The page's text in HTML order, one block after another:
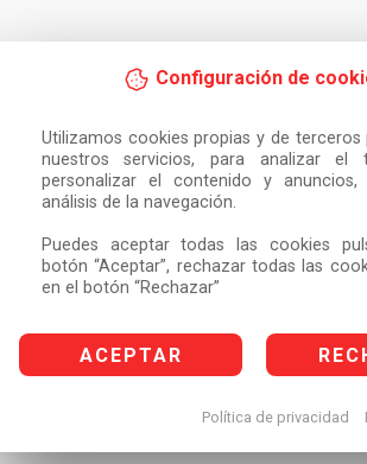
Configuración de
Utilizamos cookies propias y de terceros
nuestros servicios, para analizar el
personalizar el contenido y anuncios,
análisis de la navegación.
Puedes aceptar todas las cookies
botón “Aceptar”, rechazar todas las
en el botón “Rechazar”
ACEPTAR
Política de privacidad